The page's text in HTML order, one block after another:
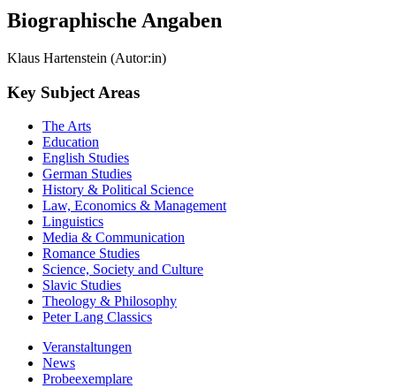
Biographische Angaben
Key Subject Areas
The Arts
Education
English Studies
German Studies
History & Political Science
Law, Economics & Management
Linguistics
Media & Communication
Romance Studies
Science, Society and Culture
Slavic Studies
Theology & Philosophy
Veranstaltungen
News